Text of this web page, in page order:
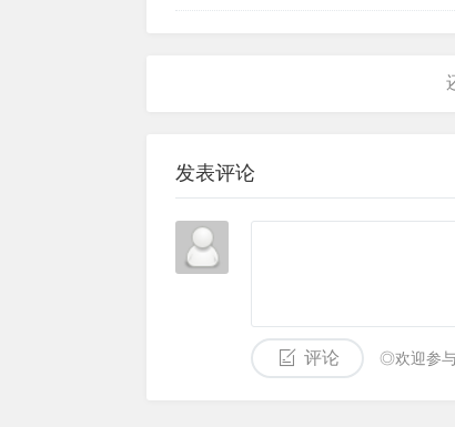
发表评论
评论 ◎欢迎参与